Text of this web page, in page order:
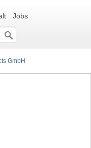
Jobs
GmbH